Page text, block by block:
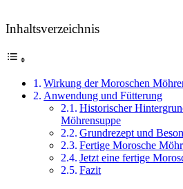
Inhaltsverzeichnis
Wirkung der Moroschen
Anwendung und Fütterung
Historischer
Möhrensuppe
Grundrezept und
Fertige Morosche
Jetzt eine fertige
Fazit